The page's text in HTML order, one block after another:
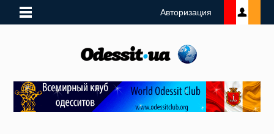
Авторизация